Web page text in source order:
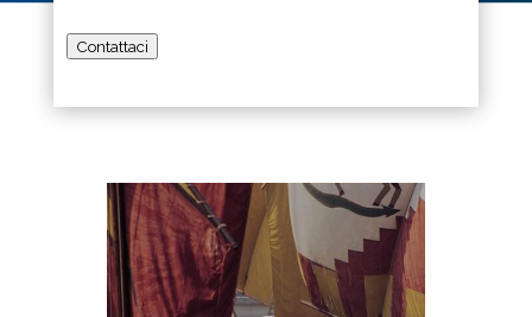
Contattaci